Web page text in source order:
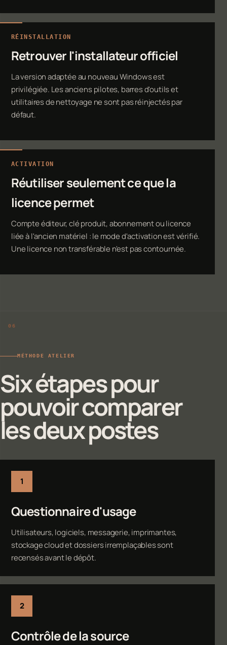
RÉINSTALLATION
Retrouver l'installateur officiel
La version adaptée au nouveau Windows est
privilégiée. Les anciens pilotes, barres d'outils et
utilitaires de nettoyage ne sont pas réinjectés par
défaut.
ACTIVATION
Réutiliser seulement ce que la
licence permet
Compte éditeur, clé produit, abonnement ou licence
liée à l'ancien matériel : le mode d'activation est vérifié.
Une licence non transférable n'est pas contournée.
MÉTHODE ATELIER
Six étapes pour
pouvoir comparer
les deux postes
Questionnaire d'usage
Utilisateurs, logiciels, messagerie, imprimantes,
stockage cloud et dossiers irremplaçables sont
recensés avant le dépôt.
Contrôle de la source